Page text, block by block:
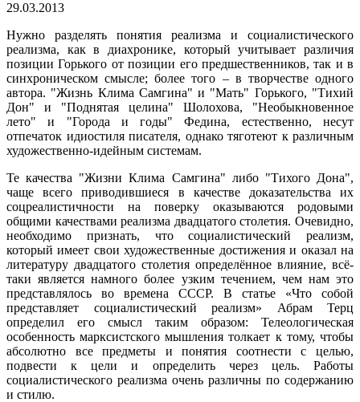
29.03.2013
Нужно разделять понятия реализма и социалистического
реализма, как в диахронике, который учитывает различия
позиции Горького от позиции его предшественников, так и в
синхроническом смысле; более того – в творчестве одного
автора. "Жизнь Клима Самгина" и "Мать" Горького, "Тихий
Дон" и "Поднятая целина" Шолохова, "Необыкновенное
лето" и "Города и годы" Федина, естественно, несут
отпечаток идиостиля писателя, однако тяготеют к различным
художественно-идейным системам.
Те качества "Жизни Клима Самгина" либо "Тихого Дона",
чаще всего приводившиеся в качестве доказательства их
соцреалистичности на поверку оказываются родовыми
общими качествами реализма двадцатого столетия. Очевидно,
необходимо признать, что социалистический реализм,
который имеет свои художественные достижения и оказал на
литературу двадцатого столетия определённое влияние, всё-
таки является намного более узким течением, чем нам это
представлялось во времена СССР. В статье «Что собой
представляет социалистический реализм» Абрам Терц
определил его смысл таким образом: Телеологическая
особенность марксистского мышления толкает к тому, чтобы
абсолютно все предметы и понятия соотнести с целью,
подвести к цели и определить через цель. Работы
социалистического реализма очень различны по содержанию
и стилю.